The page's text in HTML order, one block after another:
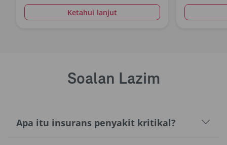
Ketahui lanjut
Soalan Lazim
Apa itu insurans penyakit kritikal?